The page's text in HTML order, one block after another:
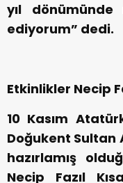
yıl
ediyorum” dedi.
Etkinlikler Necip
10 Kasım
Doğukent Sultan
hazırlamış
Necip Fazıl